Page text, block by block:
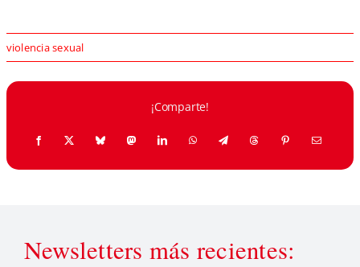
violencia sexual
¡Comparte!
Newsletters más recientes: